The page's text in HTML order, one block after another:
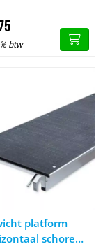
btw
305-400 cm
Lichtgewicht
platform
schoren